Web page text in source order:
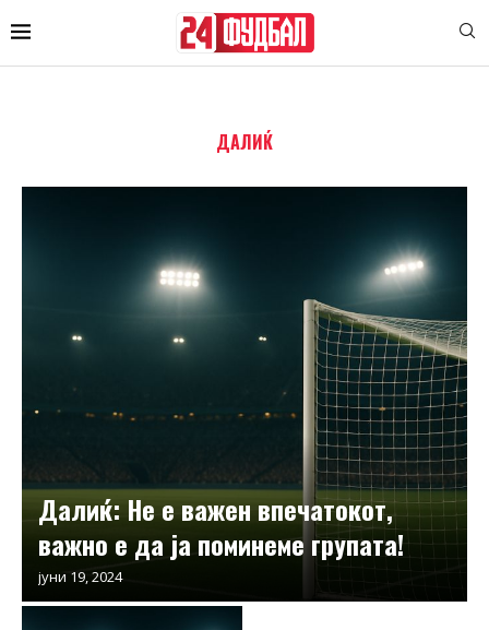
ДАЛИЌ
Далиќ: Не е важен впечатокот,
важно е да ја поминеме групата!
јуни 19, 2024